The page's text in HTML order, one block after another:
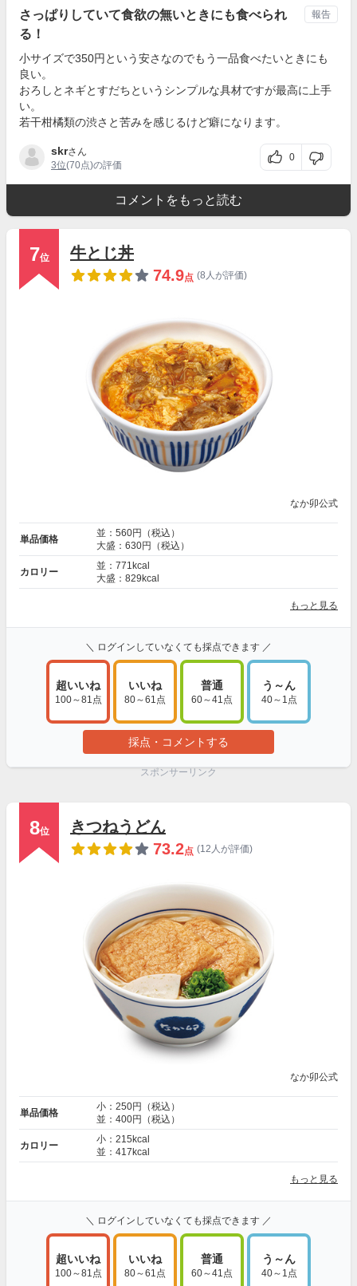
さっぱりしていて食欲の無いときにも食べられ
る！
小サイズで350円という安さなのでもう一品食べたいときにも
良い。
おろしとネギとすだちというシンプルな具材ですが最高に上手
い。
若干柑橘類の渋さと苦みを感じるけど癖になります。
skrさん
3位(70点)の評価
0
報告
コメントをもっと読む
7位
牛とじ丼
74.9点 (8人が評価)
なか卯公式
単品価格
並：560円（税込）
大盛：630円（税込）
カロリー
並：771kcal
大盛：829kcal
もっと見る
＼ ログインしていなくても採点できます ／
超いいね
100～81点
いいね
80～61点
普通
60～41点
う～ん
40～1点
採点・コメントする
スポンサーリンク
8位
きつねうどん
73.2点 (12人が評価)
なか卯公式
単品価格
小：250円（税込）
並：400円（税込）
カロリー
小：215kcal
並：417kcal
もっと見る
＼ ログインしていなくても採点できます ／
超いいね
100～81点
いいね
80～61点
普通
60～41点
う～ん
40～1点